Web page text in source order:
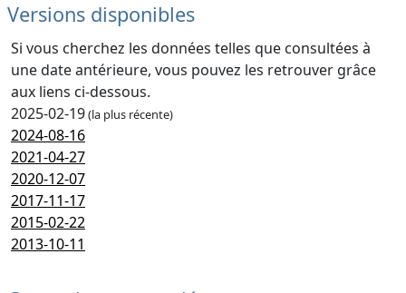
Versions disponibles
Si vous cherchez les données telles que consultées à
une date antérieure, vous pouvez les retrouver grâce
aux liens ci-dessous.
2025-02-19(la plus récente)
2024-08-16
2021-04-27
2020-12-07
2017-11-17
2015-02-22
2013-10-11